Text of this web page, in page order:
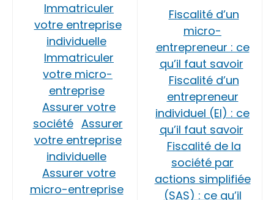
Immatriculer
votre entreprise
individuelle
Immatriculer
votre micro-
entreprise
Assurer votre
société Assurer
votre entreprise
individuelle
Assurer votre
micro-entreprise
Fiscalité d’un
micro-
entrepreneur : ce
qu’il faut savoir
Fiscalité d’un
entrepreneur
individuel (EI) : ce
qu’il faut savoir
Fiscalité de la
société par
actions simplifiée
(SAS) : ce qu’il